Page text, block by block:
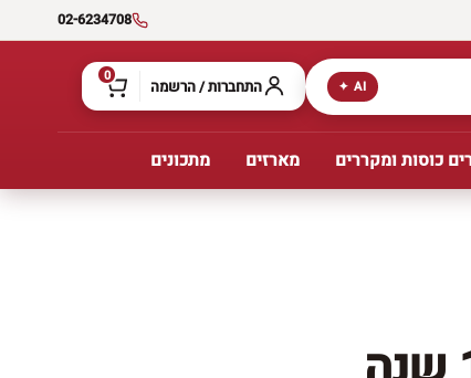
02-6234708
AI ✦ התחברות / הרשמה 0
כוסות ומקררים מארזים מתכונים